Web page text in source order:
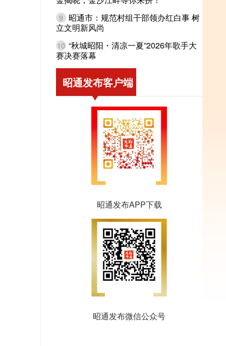
9
昭通市：规范村组干部领办红白事 树
立文明新风尚
10 “秋城昭阳・清凉一夏”2026年歌手大
赛决赛落幕
昭通发布客户端
昭通发布APP下载
昭通发布微信公众号